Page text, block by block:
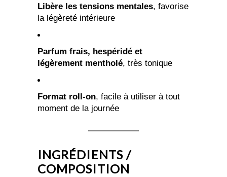
Libère les tensions mentales, favorise
la légèreté intérieure
Parfum frais, hespéridé et
légèrement mentholé, très tonique
Format roll-on, facile à utiliser à tout
moment de la journée
INGRÉDIENTS /
COMPOSITION